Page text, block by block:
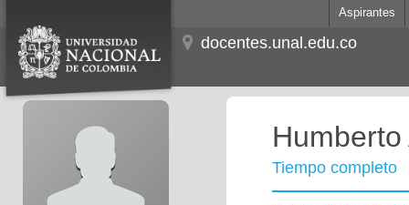
Aspirantes
docentes.unal.edu.co
Tiempo completo